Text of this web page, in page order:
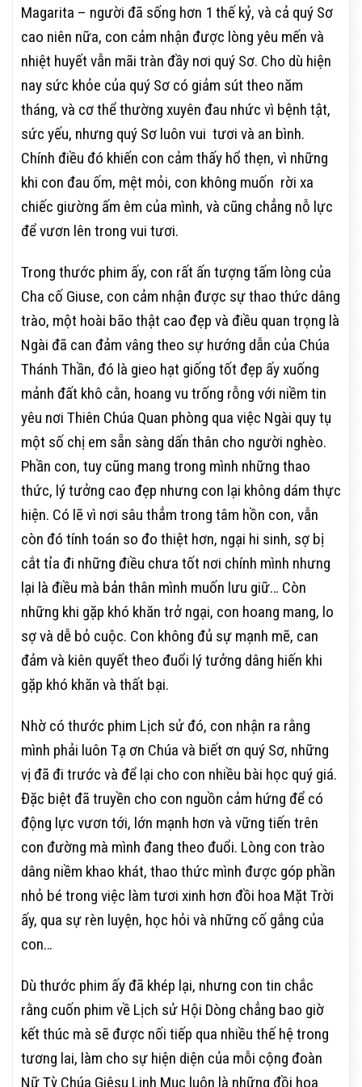
Magarita – người đã sống hơn 1 thế kỷ, và cả quý Sơ
cao niên nữa, con cảm nhận được lòng yêu mến và
nhiệt huyết vẫn mãi tràn đầy nơi quý Sơ. Cho dù hiện
nay sức khỏe của quý Sơ có giảm sút theo năm
tháng, và cơ thể thường xuyên đau nhức vì bệnh tật,
sức yếu, nhưng quý Sơ luôn vui tươi và an bình.
Chính điều đó khiến con cảm thấy hổ thẹn, vì những
khi con đau ốm, mệt mỏi, con không muốn rời xa
chiếc giường ấm êm của mình, và cũng chẳng nỗ lực
để vươn lên trong vui tươi.
Trong thước phim ấy, con rất ấn tượng tấm lòng của
Cha cố Giuse, con cảm nhận được sự thao thức dâng
trào, một hoài bão thật cao đẹp và điều quan trọng là
Ngài đã can đảm vâng theo sự hướng dẫn của Chúa
Thánh Thần, đó là gieo hạt giống tốt đẹp ấy xuống
mảnh đất khô cằn, hoang vu trống rỗng với niềm tin
yêu nơi Thiên Chúa Quan phòng qua việc Ngài quy tụ
một số chị em sẵn sàng dấn thân cho người nghèo.
Phần con, tuy cũng mang trong mình những thao
thức, lý tưởng cao đẹp nhưng con lại không dám thực
hiện. Có lẽ vì nơi sâu thẳm trong tâm hồn con, vẫn
còn đó tính toán so đo thiệt hơn, ngại hi sinh, sợ bị
cắt tỉa đi những điều chưa tốt nơi chính mình nhưng
lại là điều mà bản thân mình muốn lưu giữ… Còn
những khi gặp khó khăn trở ngại, con hoang mang, lo
sợ và dễ bỏ cuộc. Con không đủ sự mạnh mẽ, can
đảm và kiên quyết theo đuổi lý tưởng dâng hiến khi
gặp khó khăn và thất bại.
Nhờ có thước phim Lịch sử đó, con nhận ra rằng
mình phải luôn Tạ ơn Chúa và biết ơn quý Sơ, những
vị đã đi trước và để lại cho con nhiều bài học quý giá.
Đặc biệt đã truyền cho con nguồn cảm hứng để có
động lực vươn tới, lớn mạnh hơn và vững tiến trên
con đường mà mình đang theo đuổi. Lòng con trào
dâng niềm khao khát, thao thức mình được góp phần
nhỏ bé trong việc làm tươi xinh hơn đồi hoa Mặt Trời
ấy, qua sự rèn luyện, học hỏi và những cố gắng của
con…
Dù thước phim ấy đã khép lại, nhưng con tin chắc
rằng cuốn phim về Lịch sử Hội Dòng chẳng bao giờ
kết thúc mà sẽ được nối tiếp qua nhiều thế hệ trong
tương lai, làm cho sự hiện diện của mỗi cộng đoàn
Nữ Tỳ Chúa Giêsu Linh Mục luôn là những đồi hoa